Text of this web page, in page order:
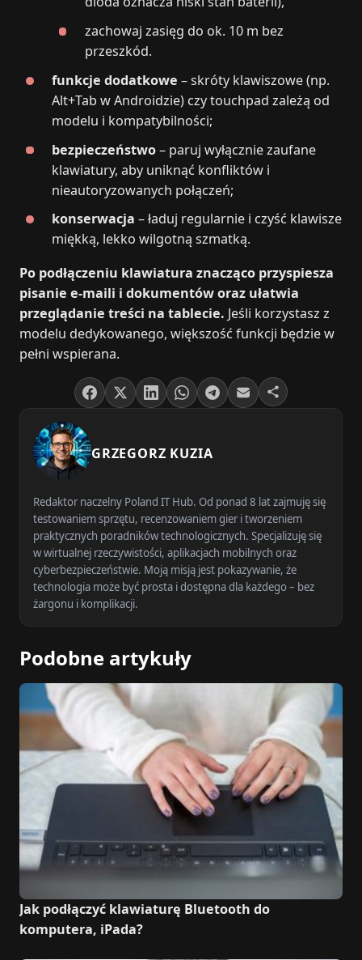
zachowaj zasięg do ok. 10 m bez
przeszkód.
funkcje dodatkowe – skróty klawiszowe (np.
Alt+Tab w Androidzie) czy touchpad zależą od
modelu i kompatybilności;
bezpieczeństwo– paruj wyłącznie zaufane
klawiatury, aby uniknąć konfliktów i
nieautoryzowanych połączeń;
konserwacja – ładuj regularnie i czyść klawisze
miękką, lekko wilgotną szmatką.
Po podłączeniu klawiatura znacząco przyspiesza
pisanie e‑maili i dokumentów oraz ułatwia
przeglądanie treści na tablecie. Jeśli korzystasz z
modelu dedykowanego, większość funkcji będzie w
pełni wspierana.
GRZEGORZ KUZIA
Redaktor naczelny Poland IT Hub. Od ponad 8 lat zajmuję się
testowaniem sprzętu, recenzowaniem gier i tworzeniem
praktycznych poradników technologicznych. Specjalizuję się
w wirtualnej rzeczywistości, aplikacjach mobilnych oraz
cyberbezpieczeństwie. Moją misją jest pokazywanie, że
technologia może być prosta i dostępna dla każdego – bez
żargonu i komplikacji.
Podobne artykuły
Jak podłączyć klawiaturę Bluetooth do
komputera, iPada?